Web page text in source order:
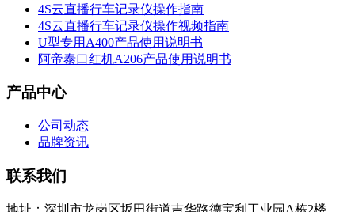
4S云直播行车记录仪操作指南
4S云直播行车记录仪操作视频指南
U型专用A400产品使用说明书
阿帝泰口红机A206产品使用说明书
产品中心
公司动态
品牌资讯
联系我们
地址：深圳市龙岗区坂田街道吉华路德宝利工业园A栋2楼